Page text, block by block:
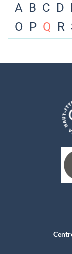
A B C D
O P Q R